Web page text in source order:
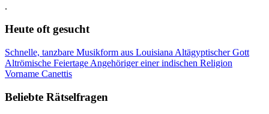
.
Heute oft gesucht
Schnelle, tanzbare Musikform aus Louisiana Altägyptischer Gott
Altrömische Feiertage Angehöriger einer indischen Religion
Vorname Canettis
Beliebte Rätselfragen